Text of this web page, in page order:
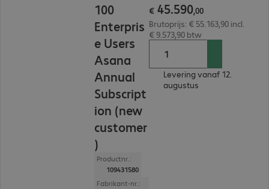
100
Enterpris
e Users
Asana
Annual
Subscript
ion (new
customer
)
Productnr.:
109431580
Fabrikant-nr.:
€ 45.590,00
Brutoprijs: € 55.163,90 incl.
€ 9.573,90 btw
Levering vanaf 12.
augustus